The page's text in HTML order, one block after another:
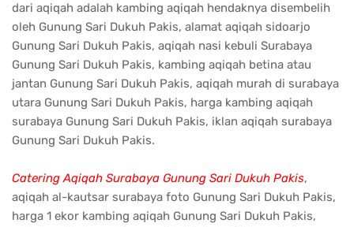
dari aqiqah adalah kambing aqiqah hendaknya disembelih
oleh Gunung Sari Dukuh Pakis, alamat aqiqah sidoarjo
Gunung Sari Dukuh Pakis, aqiqah nasi kebuli Surabaya
Gunung Sari Dukuh Pakis, kambing aqiqah betina atau
jantan Gunung Sari Dukuh Pakis, aqiqah murah di surabaya
utara Gunung Sari Dukuh Pakis, harga kambing aqiqah
surabaya Gunung Sari Dukuh Pakis, iklan aqiqah surabaya
Gunung Sari Dukuh Pakis.
Catering Aqiqah Surabaya Gunung Sari Dukuh Pakis,
aqiqah al-kautsar surabaya foto Gunung Sari Dukuh Pakis,
harga 1 ekor kambing aqiqah Gunung Sari Dukuh Pakis,